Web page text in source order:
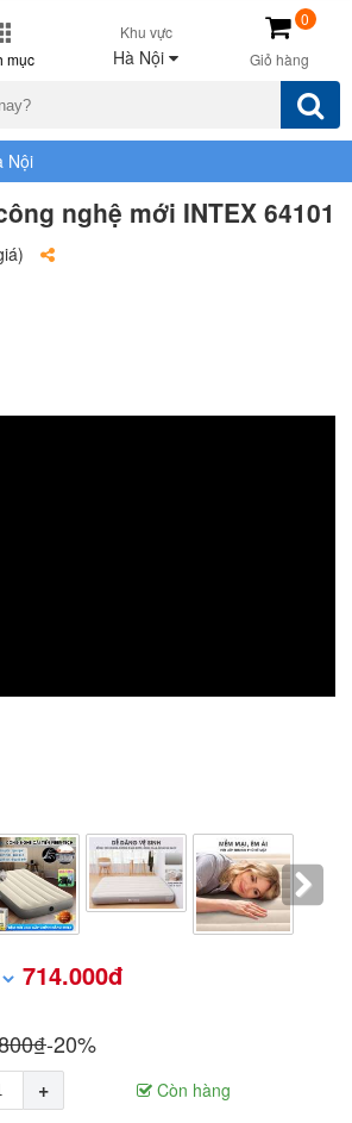
mục
Khu vực
Hà Nội Giỏ hàng
0
Nội
nghệ mới INTEX 64101
714.000đ
-20%
+
Còn hàng